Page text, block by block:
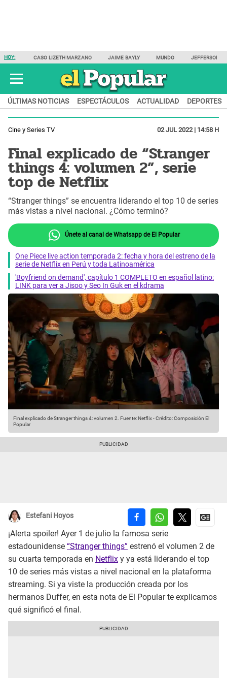
HOY: CASO LIZETH MARZANO JAIME BAYLY MUNDO JEFFERSON
ÚLTIMAS NOTICIAS ESPECTÁCULOS ACTUALIDAD DEPORTES
Cine y Series TV 02 JUL 2022 | 14:58 H
Final explicado de “Stranger
things 4: volumen 2”, serie
top de Netflix
“Stranger things” se encuentra liderando el top 10 de series
más vistas a nivel nacional. ¿Cómo terminó?
Únete al canal de Whatsapp de El Popular
One Piece live action temporada 2: fecha y hora del estreno de la
serie de Netflix en Perú y toda Latinoamérica
'Boyfriend on demand', capítulo 1 COMPLETO en español latino:
LINK para ver a Jisoo y Seo In Guk en el kdrama
Final explicado de Stranger things 4: volumen 2. Fuente: Netflix-Crédito: Composición El
Popular
Estefani Hoyos
¡Alerta spoiler! Ayer 1 de julio la famosa serie
estadounidense “Stranger things” estrenó el volumen 2 de
su cuarta temporada en Netflix y ya está liderando el top
10 de series más vistas a nivel nacional en la plataforma
streaming. Si ya viste la producción creada por los
hermanos Duffer, en esta nota de El Popular te explicamos
qué significó el final.